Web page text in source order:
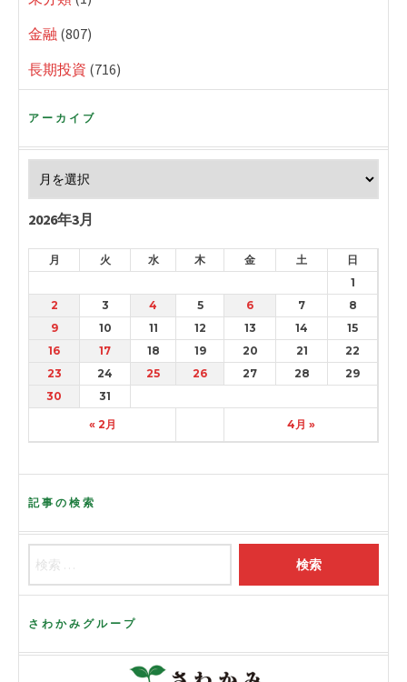
金融 (807)
長期投資 (716)
アーカイブ
2026年3月
月 火 水 木 金 土 日
« 2月 4月 »
1
2
3 4 5 6 7
8
9
10 11 12 13 14
15
16
17 18 19 20 21
22
23
24 25 26 27 28
29
30
31
記事の検索
さわかみグループ